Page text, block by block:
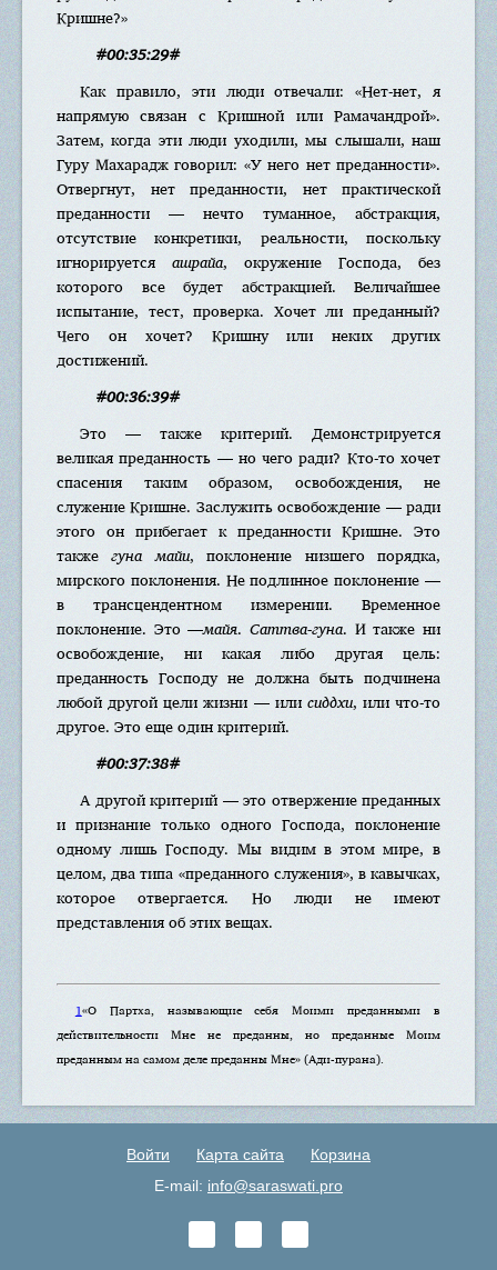
Кришне?»
#00:35:29#
Как правило, эти люди отвечали: «Нет-нет, я
напрямую связан с Кришной или Рамачандрой».
Затем, когда эти люди уходили, мы слышали, наш
Гуру Махарадж говорил: «У него нет преданности».
Отвергнут, нет преданности, нет практической
преданности — нечто туманное, абстракция,
отсутствие конкретики, реальности, поскольку
игнорируется ашрайа, окружение Господа, без
которого все будет абстракцией. Величайшее
испытание, тест, проверка. Хочет ли преданный?
Чего он хочет? Кришну или неких других
достижений.
#00:36:39#
Это — также критерий. Демонстрируется
великая преданность — но чего ради? Кто-то хочет
спасения таким образом, освобождения, не
служение Кришне. Заслужить освобождение — ради
этого он прибегает к преданности Кришне. Это
такжегуна майи, поклонение низшего порядка,
мирского поклонения. Не подлинное поклонение —
в трансцендентном измерении. Временное
поклонение. Это —майя.Саттва-гуна. И также ни
освобождение, ни какая либо другая цель:
преданность Господу не должна быть подчинена
любой другой цели жизни — или сиддхи, или что-то
другое. Это еще один критерий.
#00:37:38#
А другой критерий — это отвержение преданных
и признание только одного Господа, поклонение
одному лишь Господу. Мы видим в этом мире, в
целом, два типа «преданного служения», в кавычках,
которое отвергается. Но люди не имеют
представления об этих вещах.
1«О Партха, называющие себя Моими преданными в
действительности Мне не преданны, но преданные Моим
преданным на самом деле преданны Мне» (Ади-пурана).
Войти Карта сайта
Корзина
E-mail: info@saraswati.pro